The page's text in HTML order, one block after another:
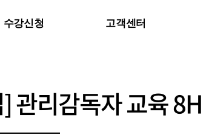
수강신청 고객센터
Q&A
관리감독자 교육 8H